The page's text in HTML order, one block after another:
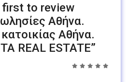
first to review
Αθήνα.
Αθήνα.
REAL ESTATE”